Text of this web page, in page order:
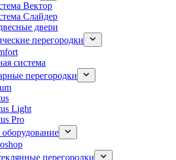
Вектор
Слайдер
двери
перегородки
система
перегородки
Light
Pro
оборудование
перегородки